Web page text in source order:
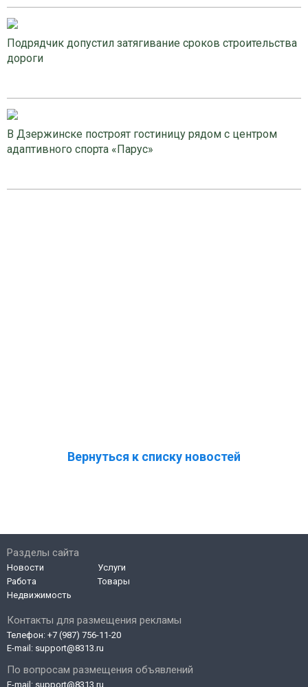
Подрядчик допустил затягивание сроков строительства
дороги
В Дзержинске построят гостиницу рядом с центром
адаптивного спорта «Парус»
Вернуться к списку новостей
Контакты для размещения рекламы
Телефон: +7 (987) 756-11-20
E-mail: support@8313.ru
По вопросам размещения объявлений
E-mail: support@8313.ru
Разделы сайта
Новости
Работа
Недвижимость
Услуги
Товары